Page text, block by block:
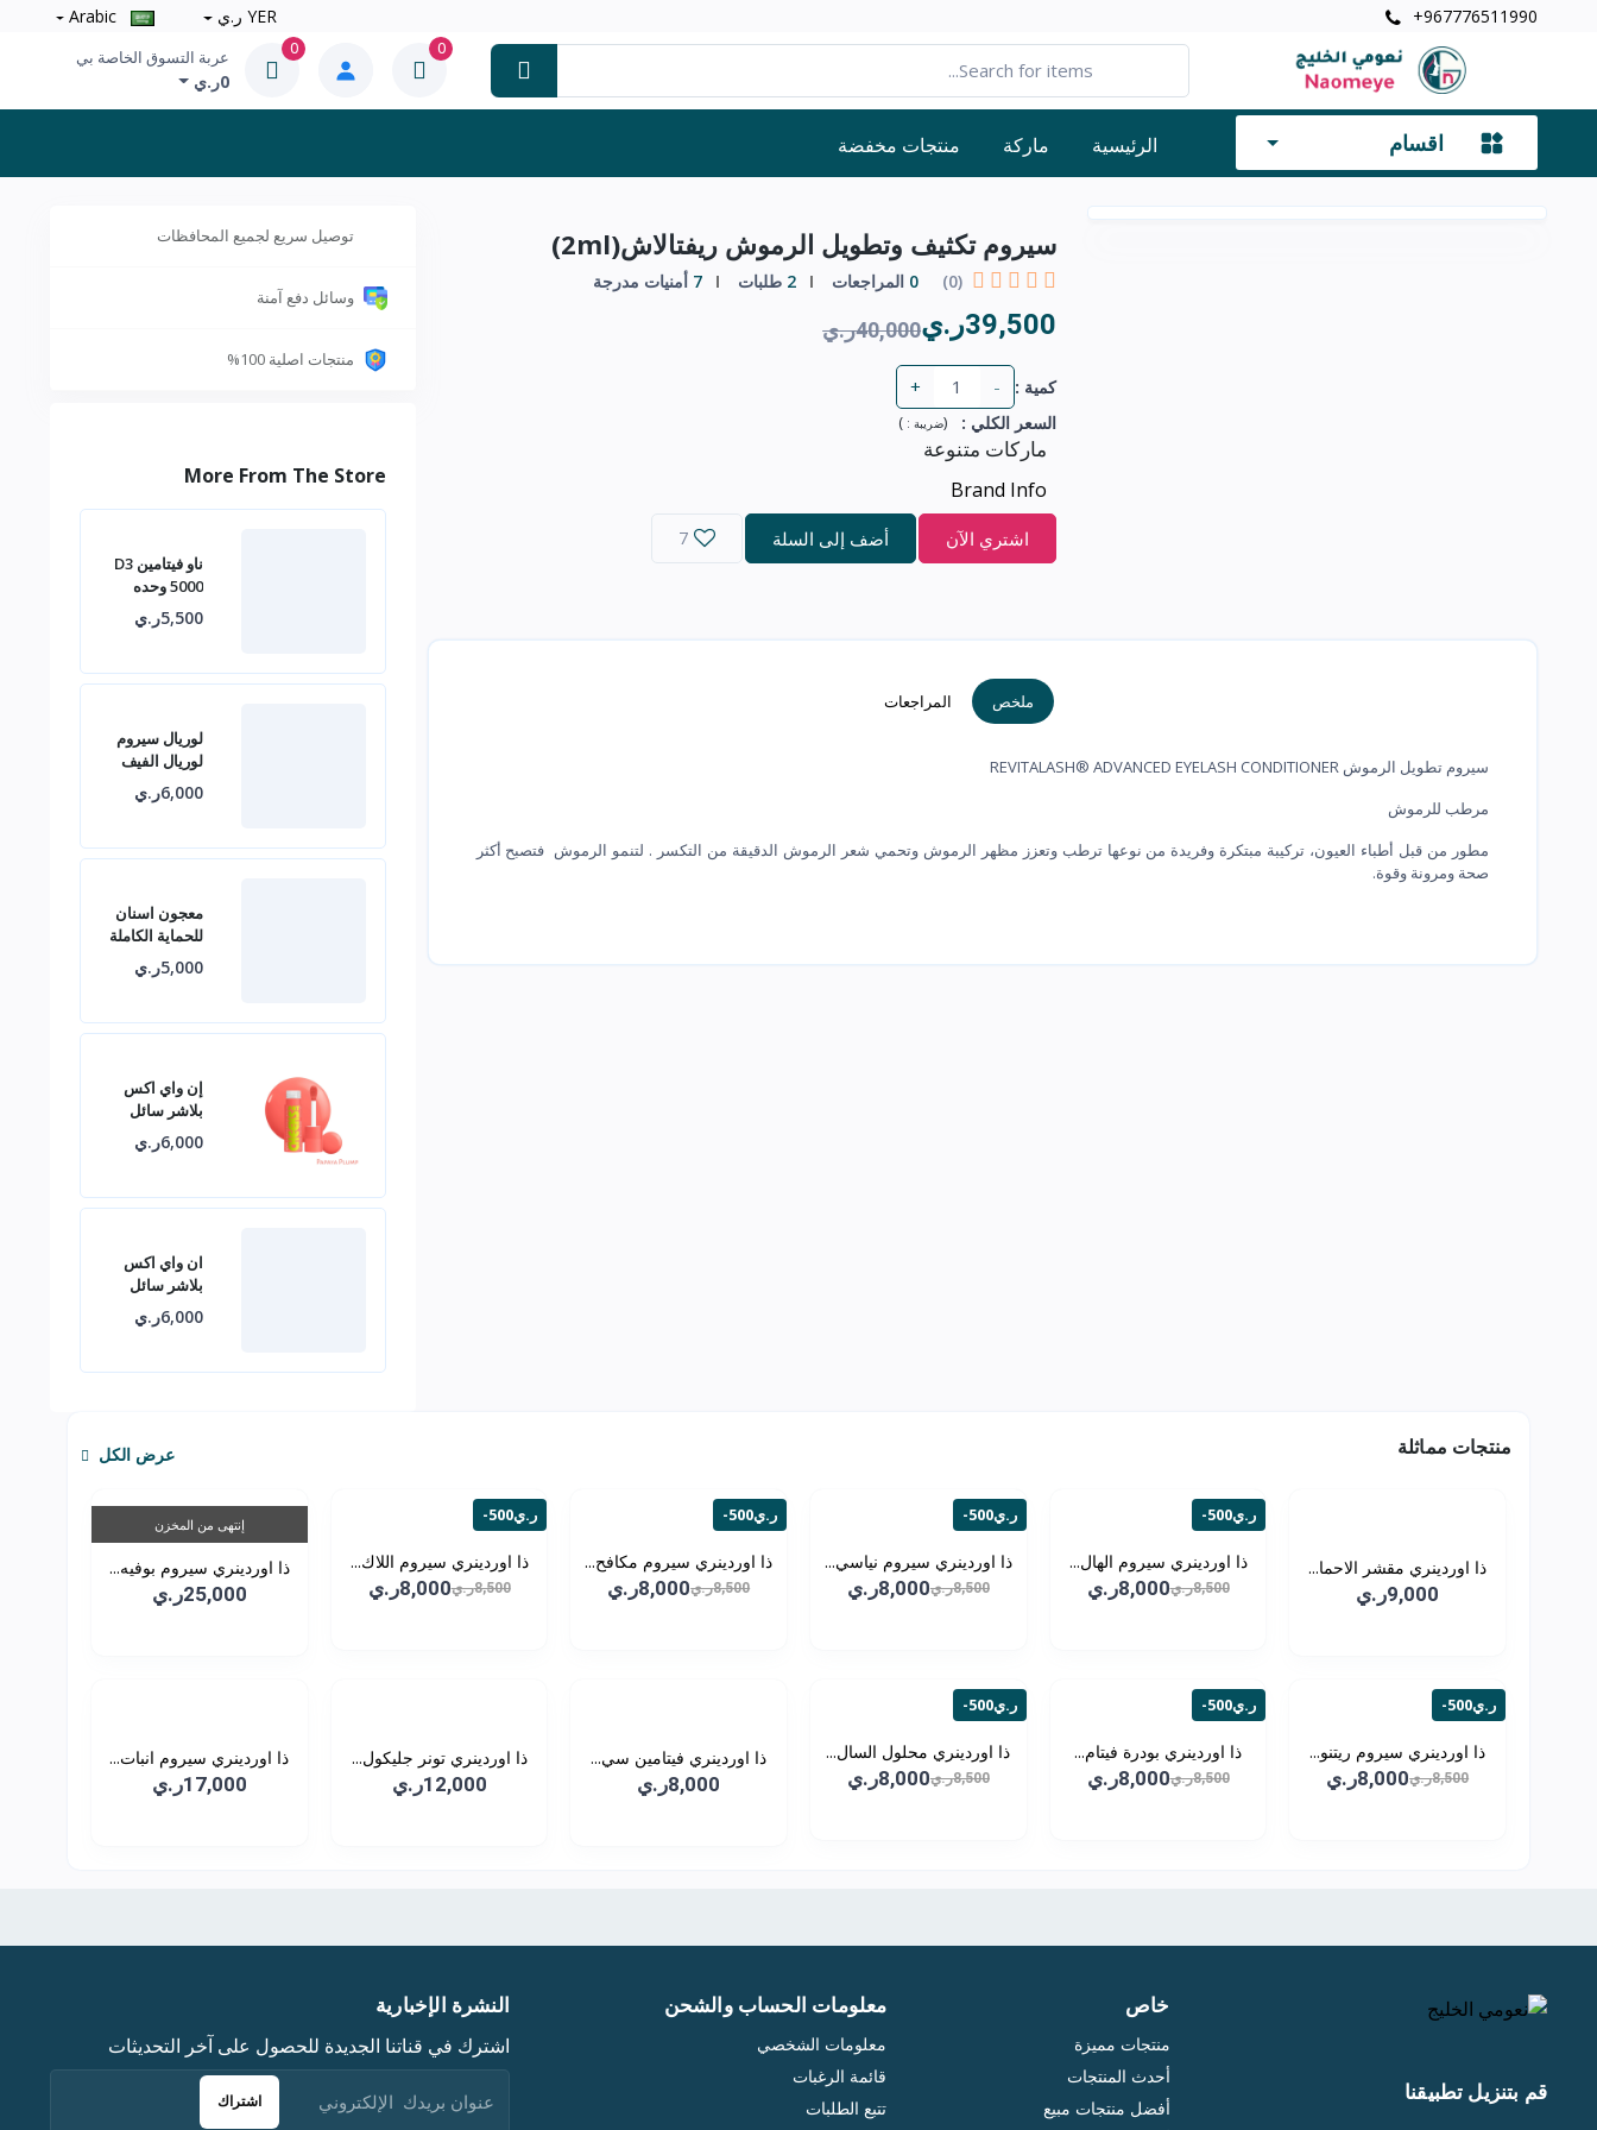
+967776511990 YER ر.ي
0
0 عربة التسوق الخاصة بي
0ر.ي
اقسام الرئيسية ماركة منتجات مخفضة
سيروم تكثيف وتطويل الرموش ريفتالاش(2ml)
(0)
0 المراجعات 2 طلبات 7 أمنيات مدرجة
39,500ر.ي 40,000ر.ي
كمية : -
+
السعر الكلي :
(ضريبة : )
ماركات متنوعة
Brand Info
اشتري الآن أضف إلى السلة 7
ملخص المراجعات
سيروم تطويل الرموش REVITALASH® ADVANCED EYELASH CONDITIONER
مرطب للرموش
مطور من قبل أطباء العيون، تركيبة مبتكرة وفريدة من نوعها ترطب وتعزز مظهر الرموش وتحمي شعر الرموش الدقيقة من التكسر . لتنمو الرموش فتصبح أكثر
صحة ومرونة وقوة.
توصيل سريع لجميع المحافظات
وسائل دفع آمنة
منتجات اصلية 100%
More From The Store
ناو فيتامين D3
5000 وحده
دولية
5,500ر.ي
لوريال سيروم
لوريال الفيف
أمينكسيل ضد
تساقط الشعر
6,000ر.ي
معجون اسنان
للحماية الكاملة
ضد التجاويف
5,000ر.ي
إن واي اكس
بلاشر سائل
6,000ر.ي
ان واي اكس
بلاشر سائل
6,000ر.ي
منتجات مماثلة عرض الكل
ذا اوردينري مقشر الاحما...
9,000ر.ي
-500ر.ي
ذا اوردينري سيروم الهال...
8,500ر.ي 8,000ر.ي
-500ر.ي
ذا اوردينري سيروم نياسي...
8,500ر.ي 8,000ر.ي
-500ر.ي
ذا اوردينري سيروم مكافح...
8,500ر.ي 8,000ر.ي
-500ر.ي
ذا اوردينري سيروم اللاك...
8,500ر.ي 8,000ر.ي
إنتهى من المخزن
ذا اوردينري سيروم بوفيه...
25,000ر.ي
-500ر.ي
ذا اوردينري سيروم ريتنو...
8,500ر.ي 8,000ر.ي
-500ر.ي
ذا اوردينري بودرة فيتام...
8,500ر.ي 8,000ر.ي
-500ر.ي
ذا اوردينري محلول السال...
8,500ر.ي 8,000ر.ي
ذا اوردينري فيتامين سي...
8,000ر.ي
ذا اوردينري تونر جليكول...
12,000ر.ي
ذا اوردينري سيروم انبات...
17,000ر.ي
قم بتنزيل تطبيقنا
خاص
منتجات مميزة
أحدث المنتجات
أفضل منتجات مبيع
معلومات الحساب والشحن
معلومات الشخصي
قائمة الرغبات
تتبع الطلبات
النشرة الإخبارية
اشترك في قناتنا الجديدة للحصول على آخر التحديثات
اشتراك